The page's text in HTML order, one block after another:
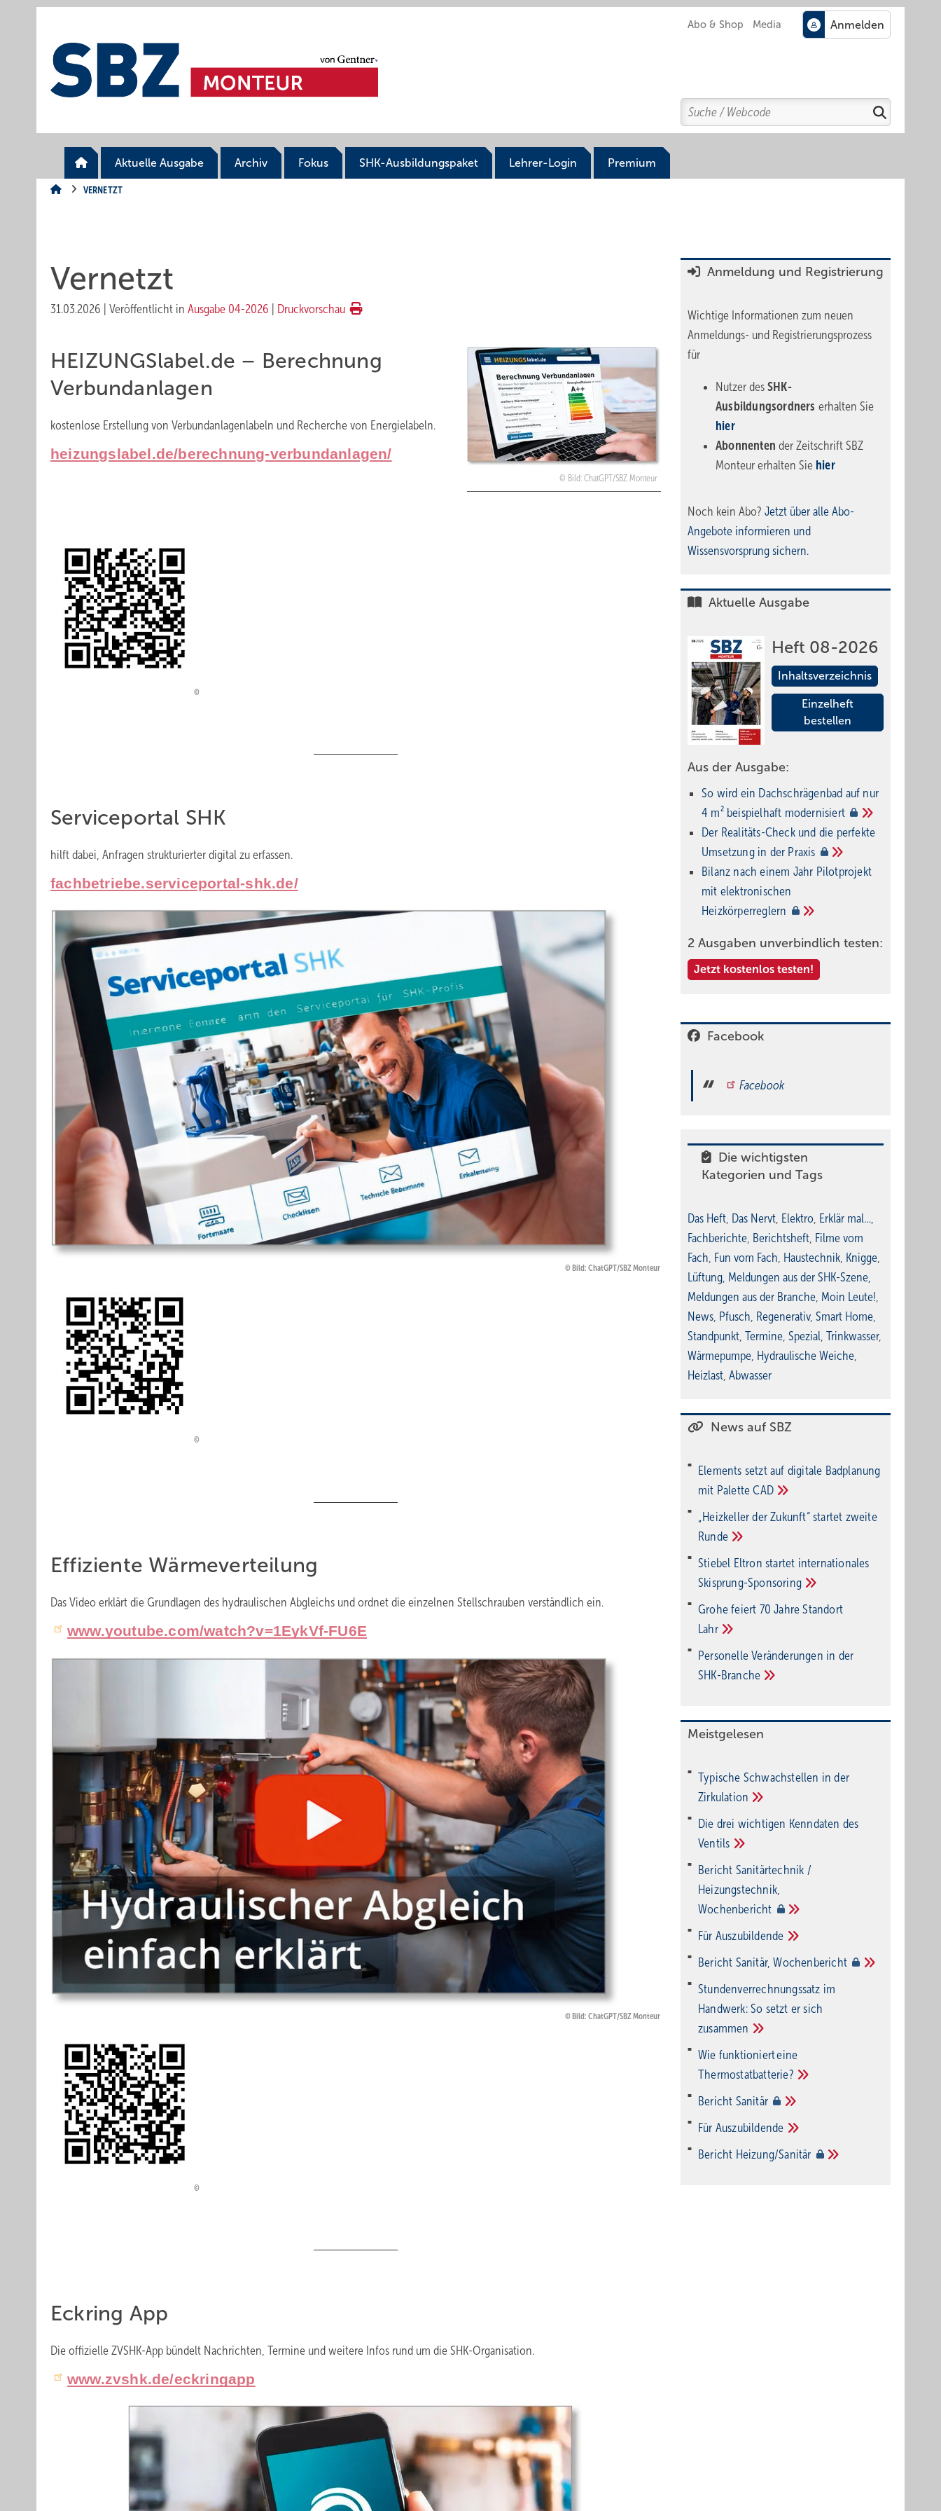
Abo & Shop Media
Search
Suchen
Aktuelle Ausgabe Archiv Fokus SHK-Ausbildungspaket Lehrer-Login Premium
VERNETZT
Vernetzt
31.03.2026 Veröffentlicht in Ausgabe 04-2026 Druckvorschau
Bild: ChatGPT/SBZ Monteur
HEIZU NGSlabel.de – ­Berechnung
Verbundan­lagen
kostenlose Erstellung von Verbundanlagenlabeln und Recherche von Energielabeln.
heizungslabel.de/berechnung-verbundanlagen/
Service portal SHK
hilft dabei, Anfragen strukturierter digital zu erfassen.
fachbetriebe.serviceportal-shk.de/
Bild: ChatGPT/SBZ Monteur
Effizien te Wärmeverteilung
Das Video erklärt die Grundlagen des hydraulischen Abgleichs und ordnet die einzelnen Stellschrauben verständlich ein.
www.youtube.com/watch?v=1EykVf-FU6E
Bild: ChatGPT/SBZ Monteur
Eckri ng App
Die offizielle ZVSHK-App bündelt Nachrichten, Termine und weitere Infos rund um die SHK-Organisation.
www.zvshk.de/eckringapp
Anmeldung und Registrierung
Wichtige Informationen zum neuen
Anmeldungs- und Registrierungsprozess
für
Nutzer des SHK-
Ausbildungsordners erhalten Sie
hier
Abonnentender Zeitschrift SBZ
Monteur erhalten Sie hier
Noch kein Abo? Jetzt über alle Abo-
Angebote informieren und
Wissensvorsprung sichern.
Aktuelle Ausgabe
Heft 08-2026
Inhaltsverzeichnis
Einzelheft
bestellen
Aus der Ausgabe:
So wird ein Dach­schrägenbad auf nur
4 m² beispielhaft modernisiert
Der Realitäts-Check und die perfekte
Umsetzung in der Praxis
Bilanz nach einem Jahr Pilotprojekt
mit elektronischen
Heizkörperreglern
2 Ausgaben unverbindlich testen:
Jetzt kostenlos testen!
Facebook
Facebook
Die wichtigsten
Kategorien und Tags
Das Heft, Das Nervt, Elektro, Erklär mal…,
Fachberichte, Berichtsheft, Filme vom
Fach, Fun vom Fach, Haustechnik, Knigge,
Lüftung, Meldungen aus der SHK-Szene,
Meldungen aus der Branche, Moin Leute!,
News, Pfusch, Regenerativ, Smart Home,
Standpunkt, Termine, Spezial, Trinkwasser,
Wärmepumpe, Hydraulische Weiche,
Heizlast, Abwasser
News auf SBZ
Elements setzt auf di­gi­ta­le Bad­pla­nung
mit PaletteCAD
„Heizkeller der Zu­kunft“ star­tet zwei­te
Run­de
Stiebel Eltron startet internatio­nales
Ski­sprung-Spon­soring
Grohe feiert 70 Jahre Standort
Lahr
Personelle Veränderungen in der
SHK-Branche
Meistgelesen
Typische Schwachstellen in der
Zirkulation
Die drei wichtigen Kenndaten des
Ventils
Bericht Sanitärtechnik /
Heizungstechnik,
Wochenbericht
Für Auszubildende
Bericht Sanitär,Wochenbericht
Stundenverrechnungssatz im
Handwerk: So setzt er sich
zusammen
Wie funktioniert eine
Thermostatbatterie?
Bericht Sanitär
Für Auszubildende
Bericht Heizung/Sanitär